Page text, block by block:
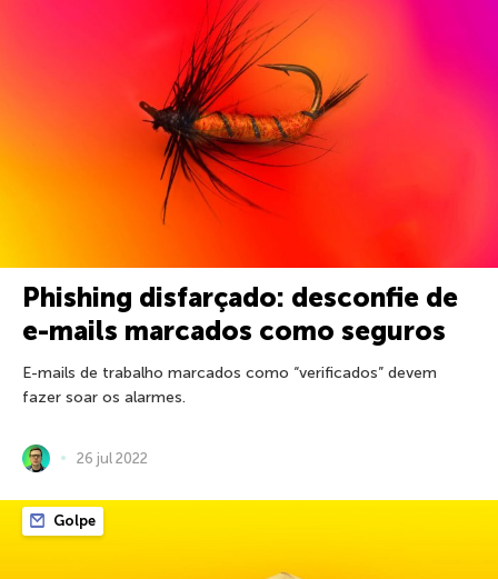
Phishing disfarçado: desconfie de
e-mails marcados como seguros
E-mails de trabalho marcados como “verificados” devem
fazer soar os alarmes.
26 jul 2022
Golpe